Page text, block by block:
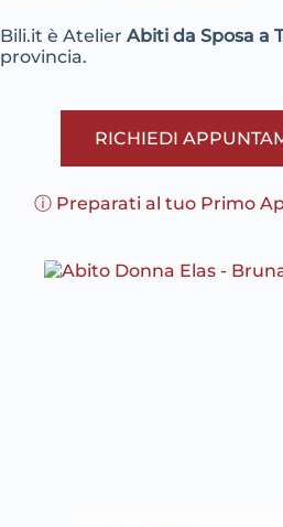
Bili.it è Atelier Abiti da Sposa a
provincia.
RICHIEDI
ⓘ Preparati al tuo Primo